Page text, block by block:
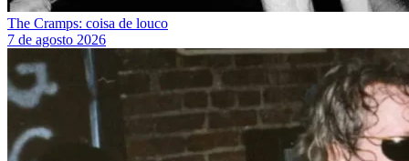
The Cramps: coisa de louco
7 de agosto 2026